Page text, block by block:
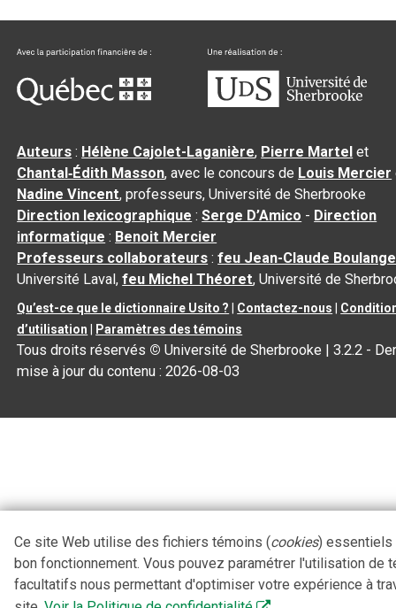
Auteurs : Hélène Cajolet-Laganière, Pierre Martel et
Chantal‑Édith Masson, avec le concours de Louis Mercier
Nadine Vincent, professeurs, Université de Sherbrooke
Direction lexicographique :Serge D’Amico - Direction
informatique : Benoit Mercier
Professeurs collaborateurs :feu Jean-Claude
Université Laval,feu Michel Théoret, Université de
Qu’est-ce que le dictionnaire Usito ? Contactez-nous
d’utilisation
Paramètres des témoins
Tous droits réservés © Université de Sherbrooke |3.2.2 -
mise à jour du contenu :2026-08-03
Ce site Web utilise des fichiers témoins (cookies) essentiels
bon fonctionnement. Vous pouvez paramétrer l'utilisation de
facultatifs nous permettant d'optimiser votre expérience à